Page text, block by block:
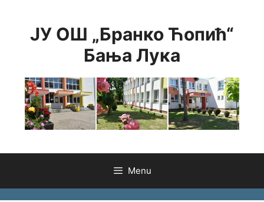
contentЈУ ОШ „Бранко Ћопић“
Бања Лука
Menu